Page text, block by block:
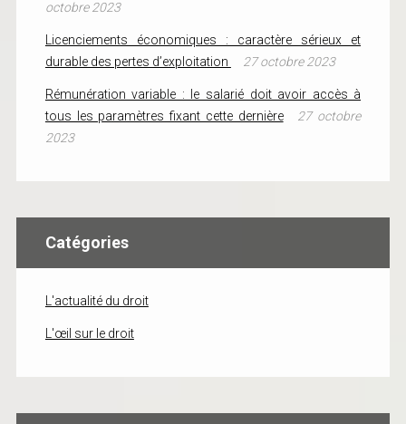
octobre 2023
Licenciements économiques : caractère sérieux et
durable des pertes d’exploitation
27 octobre 2023
Rémunération variable : le salarié doit avoir accès à
tous les paramètres fixant cette dernière
27 octobre
2023
Catégories
L'actualité du droit
L'œil sur le droit